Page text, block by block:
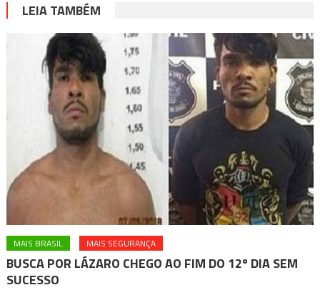
LEIA TAMBÉM
MAIS BRASIL MAIS SEGURANÇA
BUSCA POR LÁZARO CHEGO AO FIM DO 12º DIA SEM
SUCESSO